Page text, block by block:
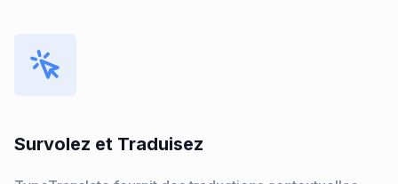
Survolez et Traduisez